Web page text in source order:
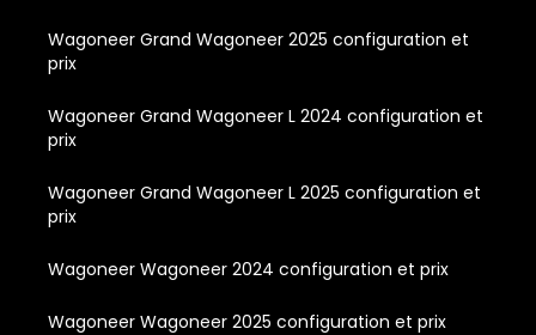
Wagoneer Grand Wagoneer 2025 configuration et
prix
Wagoneer Grand Wagoneer L 2024 configuration et
prix
Wagoneer Grand Wagoneer L 2025 configuration et
prix
Wagoneer Wagoneer 2024 configuration et prix
Wagoneer Wagoneer 2025 configuration et prix